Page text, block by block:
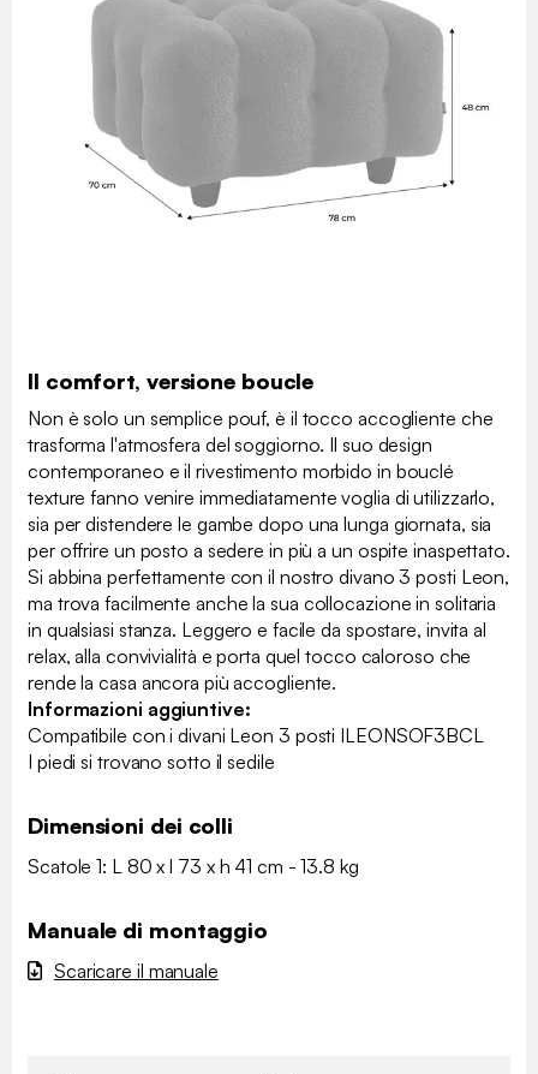
Il comfort, versione boucle
Non è solo un semplice pouf, è il tocco accogliente che
trasforma l'atmosfera del soggiorno. Il suo design
contemporaneo e il rivestimento morbido in bouclé
texture fanno venire immediatamente voglia di utilizzarlo,
sia per distendere le gambe dopo una lunga giornata, sia
per offrire un posto a sedere in più a un ospite inaspettato.
Si abbina perfettamente con il nostro divano 3 posti Leon,
ma trova facilmente anche la sua collocazione in solitaria
in qualsiasi stanza. Leggero e facile da spostare, invita al
relax, alla convivialità e porta quel tocco caloroso che
rende la casa ancora più accogliente.
Informazioni aggiuntive:
Compatibile con i divani Leon 3 posti ILEONSOF3BCL
I piedi si trovano sotto il sedile
Dimensioni dei colli
Scatole 1: L 80 x l 73 x h 41 cm - 13.8 kg
Manuale di montaggio
Scaricare il manuale